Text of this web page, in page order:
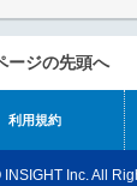
ージの先頭へ
利用規約
Inc. All